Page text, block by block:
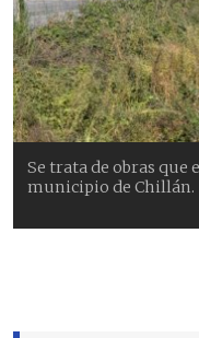
Se trata de obras que
municipio de Chillán.